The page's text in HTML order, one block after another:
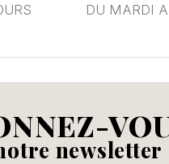
DU MARDI
newsletter